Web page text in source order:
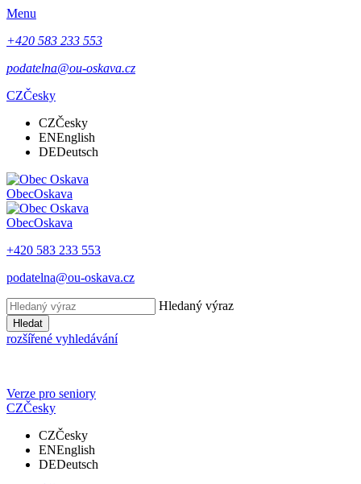
Menu
+420 583 233 553
podatelna@ou-oskava.cz
CZČesky
CZČesky
ENEnglish
DEDeutsch
ObecOskava
ObecOskava
+420 583 233 553
podatelna@ou-oskava.cz
Hledaný výraz
Hledat
rozšířené vyhledávání
Verze pro seniory
CZČesky
CZČesky
ENEnglish
DEDeutsch